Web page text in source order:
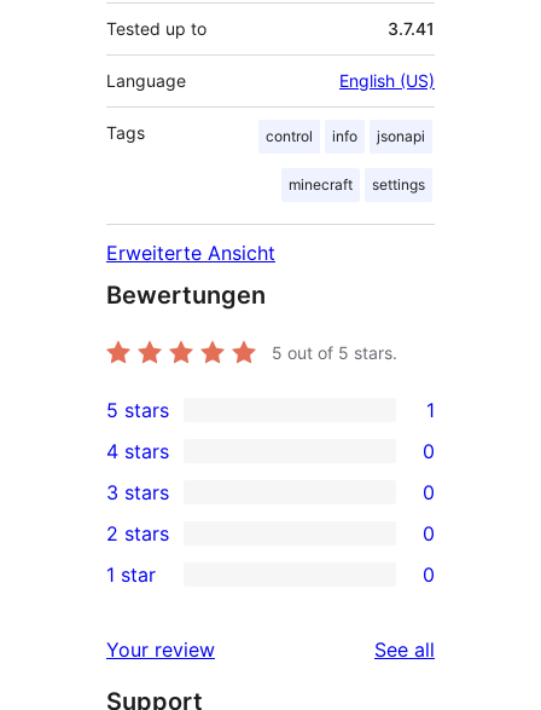
Tested up to 3.7.41
Language English (US)
Tags control info jsonapi
minecraft settings
Erweiterte Ansicht
Bewertungen
5 out of 5 stars.
1
5-
star
review
5 stars 1
4-
star
reviews
4 stars 0
0
3-
star
3 stars 0
2-
reviews
2 stars 0
star
reviews
1 star 0
Your review See all
Support